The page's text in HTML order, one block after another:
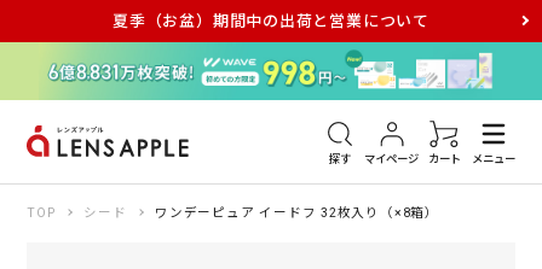
夏季（お盆）期間中の出荷と営業について
探す マイページ カート メニュー
アキュビュー メダリスト メガネ
TOP シード ワンデーピュア イードフ 32枚入り（×8箱）